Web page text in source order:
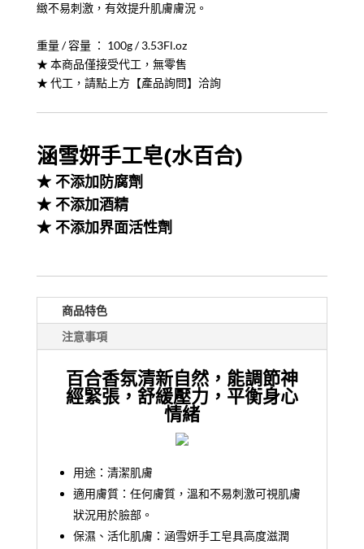
緻不易刺激，有效提升肌膚膚況。
重量 / 容量 ： 100g / 3.53Fl.oz
★ 本商品僅接受代工，無零售
★ 代工，請點上方【產品詢問】洽詢
涵雪妍手工皂(水百合)
★ 不添加防腐劑
★ 不添加酒精
★ 不添加界面活性劑
商品特色
注意事項
百合香氛清新自然，能調節神
經緊張，舒緩壓力，平衡身心
情緒
用途： 清潔肌膚
適用膚質： 任何膚質，溫和不易刺激可視肌膚
狀況用於臉部。
保濕、活化肌膚： 涵雪妍手工皂具高度滋潤